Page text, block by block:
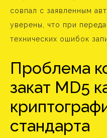
совпал с заявленным
уверены, что при
технических ошибок
Проблема
закат MD5
стандарта